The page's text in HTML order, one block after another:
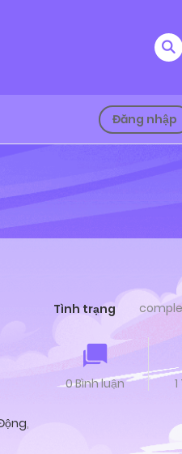
Đăng nhập
,
Tình trạng
0 Bình luận